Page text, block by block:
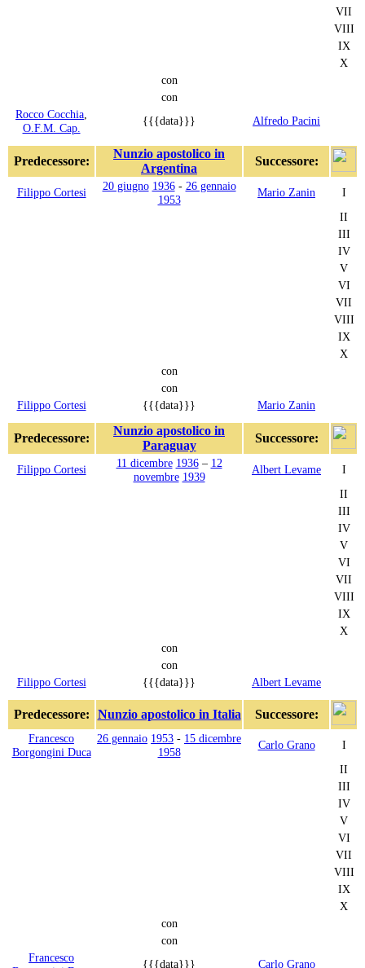
VII
VIII
IX
X
con
con
Rocco Cocchia
O.F.M. Cap.
{{{data}}} Alfredo Pacini
Predecessore:
Nunzio apostolico in
Argentina
Successore:
Filippo Cortesi 20 giugno 1936- 26 gennaio
1953
Mario Zanin
I
II
III
IV
V
VI
VII
VIII
IX
X
con
con
Filippo Cortesi
{{{data}}} Mario Zanin
Predecessore:
Nunzio apostolico in
Paraguay
Successore:
Filippo Cortesi 11 dicembre 1936– 12
novembre 1939
Albert Levame
I
II
III
IV
V
VI
VII
VIII
IX
X
con
con
Filippo Cortesi
{{{data}}} Albert Levame
Predecessore: Nunzio apostolico in Italia Successore:
Francesco
Borgongini Duca
26 gennaio 1953 - 15 dicembre
1958
Carlo Grano
I
II
III
IV
V
VI
VII
VIII
IX
X
con
con
Francesco
{{{data}}} Carlo Grano